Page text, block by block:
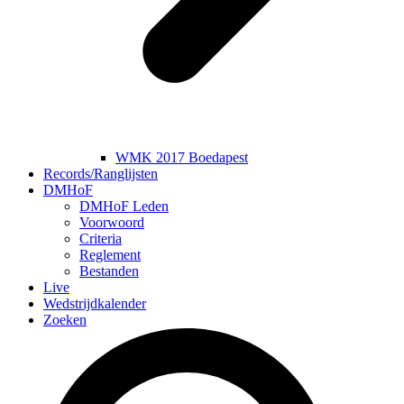
WMK 2017 Boedapest
Records/Ranglijsten
DMHoF
DMHoF Leden
Voorwoord
Criteria
Reglement
Bestanden
Live
Wedstrijdkalender
Zoeken